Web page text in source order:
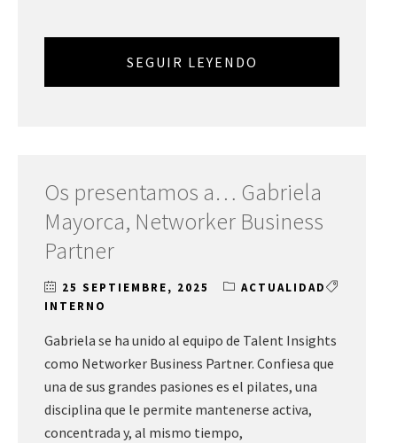
SEGUIR LEYENDO
Os presentamos a… Gabriela
Mayorca, Networker Business
Partner
25 SEPTIEMBRE, 2025
ACTUALIDAD
INTERNO
Gabriela se ha unido al equipo de Talent Insights
como Networker Business Partner. Confiesa que
una de sus grandes pasiones es el pilates, una
disciplina que le permite mantenerse activa,
concentrada y, al mismo tiempo,